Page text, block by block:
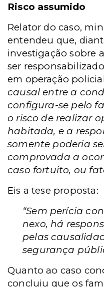
Risco assumido
Relator do caso,
entendeu que,
investigação sobre
ser
em operação policial
causal entre a
configura-se pelo
o risco de realizar
habitada, e a
somente poderia
comprovada a
caso fortuito, ou
Eis a tese proposta:
“Sem perícia
nexo, há
pelas
segurança
Quanto ao caso
concluiu que os